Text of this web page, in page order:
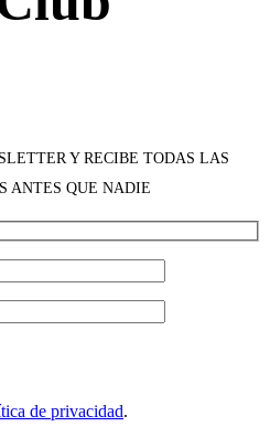
Y RECIBE TODAS LAS
ANTES QUE NADIE
de privacidad.